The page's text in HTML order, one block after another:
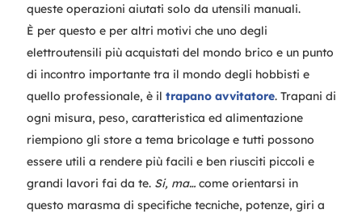
queste operazioni aiutati solo da utensili manuali.
È per questo e per altri motivi che uno degli
elettroutensili più acquistati del mondo brico e un punto
di incontro importante tra il mondo degli hobbisti e
quello professionale, è il trapano avvitatore. Trapani di
ogni misura, peso, caratteristica ed alimentazione
riempiono gli store a tema bricolage e tutti possono
essere utili a rendere più facili e ben riusciti piccoli e
grandi lavori fai da te. Si, ma…come orientarsi in
questo marasma di specifiche tecniche, potenze, giri a